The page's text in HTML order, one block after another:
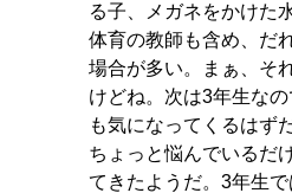
る子、メガネをかけた
体育の教師も含め、だ
場合が多い。まぁ、そ
けどね。次は3年生な
も気になってくるはず
ちょっと悩んでいるだ
てきたようだ。3年生